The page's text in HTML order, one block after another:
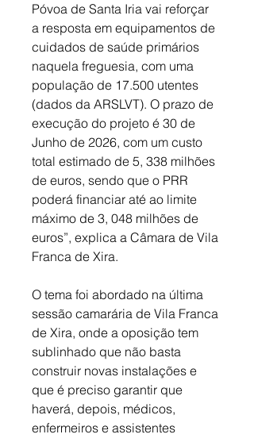
Póvoa de Santa Iria vai reforçar
a resposta em equipamentos de
cuidados de saúde primários
naquela freguesia, com uma
população de 17.500 utentes
(dados da ARSLVT). O prazo de
execução do projeto é 30 de
Junho de 2026, com um custo
total estimado de 5, 338 milhões
de euros, sendo que o PRR
poderá financiar até ao limite
máximo de 3, 048 milhões de
euros”, explica a Câmara de Vila
Franca de Xira.
O tema foi abordado na última
sessão camarária de Vila Franca
de Xira, onde a oposição tem
sublinhado que não basta
construir novas instalações e
que é preciso garantir que
haverá, depois, médicos,
enfermeiros e assistentes